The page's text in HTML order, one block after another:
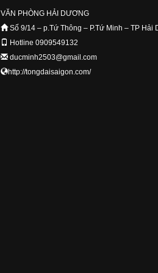
VĂN PHÒNG HẢI DƯƠNG
Số 9/14 – p.Tứ Thông – P.Tứ Minh – TP Hải
Hotline 0909549132
ducminh2503@gmail.com
http://tongdaisaigon.com/